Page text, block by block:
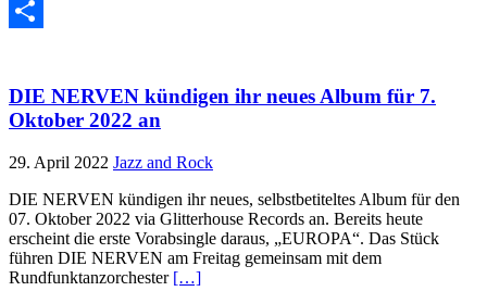
Email
DIE NERVEN kündigen ihr neues Album für 7.
Oktober 2022 an
29. April 2022 Jazz and Rock
DIE NERVEN kündigen ihr neues, selbstbetiteltes Album für den
07. Oktober 2022 via Glitterhouse Records an. Bereits heute
erscheint die erste Vorabsingle daraus, „EUROPA“. Das Stück
führen DIE NERVEN am Freitag gemeinsam mit dem
Rundfunktanzorchester […]